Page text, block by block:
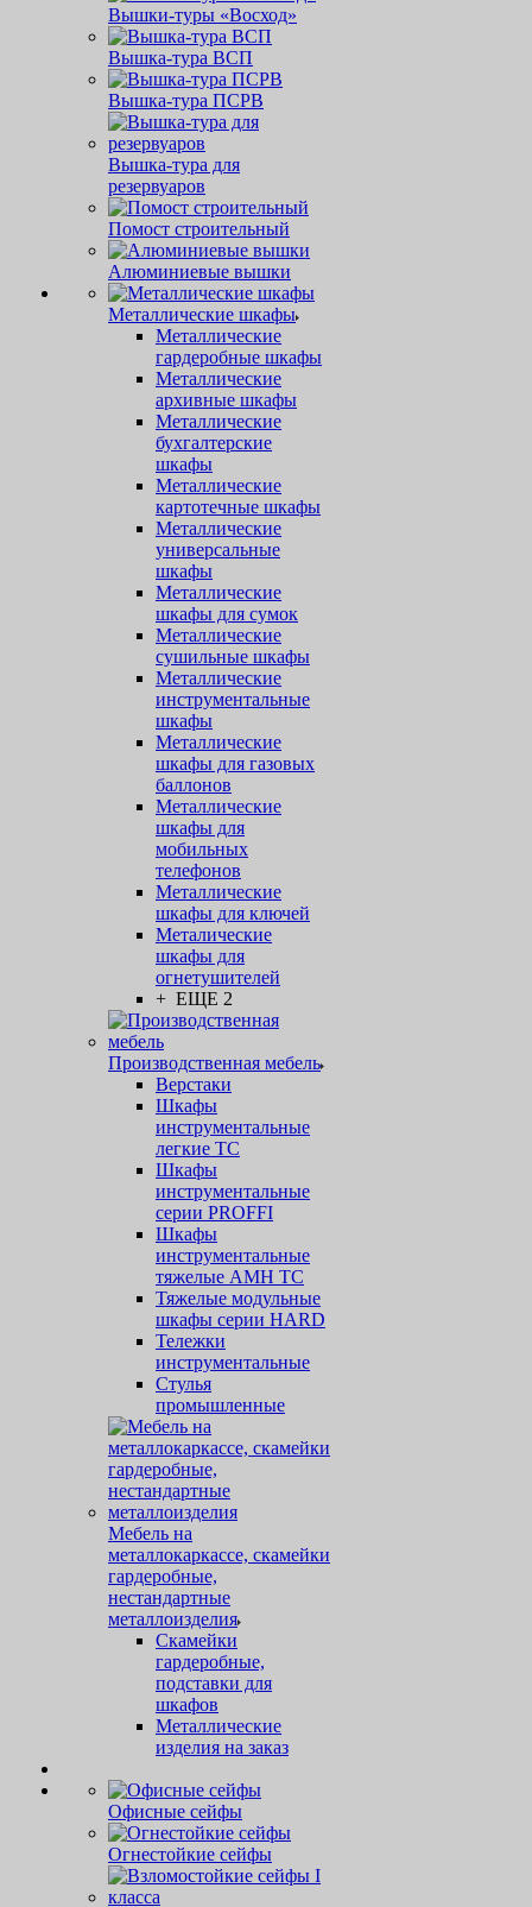
Вышки-туры «Восход»
Вышка-тура ВСП
Вышка-тура ПСРВ
Вышка-тура для
резервуаров
Помост строительный
Алюминиевые вышки
Металлические шкафы
Металлические
гардеробные шкафы
Металлические
архивные шкафы
Металлические
бухгалтерские
шкафы
Металлические
картотечные шкафы
Металлические
универсальные
шкафы
Металлические
шкафы для сумок
Металлические
сушильные шкафы
Металлические
инструментальные
шкафы
Металлические
шкафы для газовых
баллонов
Металлические
шкафы для
мобильных
телефонов
Металлические
шкафы для ключей
Металические
шкафы для
огнетушителей
+ ЕЩЕ 2
Производственная мебель
Верстаки
Шкафы
инструментальные
легкие ТС
Шкафы
инструментальные
серии PROFFI
Шкафы
инструментальные
тяжелые AMH TC
Тяжелые модульные
шкафы серии HARD
Тележки
инструментальные
Стулья
промышленные
Мебель на
металлокаркассе, скамейки
гардеробные,
нестандартные
металлоизделия
Скамейки
гардеробные,
подставки для
шкафов
Металлические
изделия на заказ
Офисные сейфы
Огнестойкие сейфы